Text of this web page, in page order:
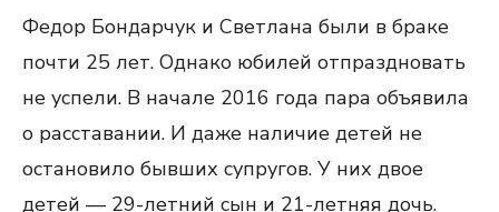
Федор Бондарчук и Светлана были в браке
почти 25 лет. Однако юбилей отпраздновать
не успели. В начале 2016 года пара объявила
о расставании. И даже наличие детей не
остановило бывших супругов. У них двое
детей — 29-летний сын и 21-летняя дочь.